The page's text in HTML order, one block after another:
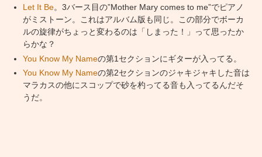
Let It Be。3バース目の”Mother Mary comes to me”でピアノ
がミストーン。これはアルバム版も同じ。この部分でボーカ
ルの旋律がちょっと変わるのは「しまった！」って思ったか
らかな？
You Know My Nameの第1セクションにギターが入ってる。
You Know My Nameの第2セクションのジャキジャキした音は
マラカスの他にスコップで砂を杓ってる音も入ってるんだそ
うだ。